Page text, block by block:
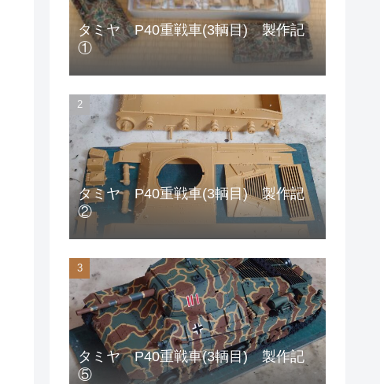
タミヤ P40重戦車(3輌目) 製作記
①
タミヤ P40重戦車(3輌目) 製作記
②
タミヤ P40重戦車(3輌目) 製作記
⑤